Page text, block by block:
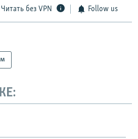
Читать без VPN Follow us